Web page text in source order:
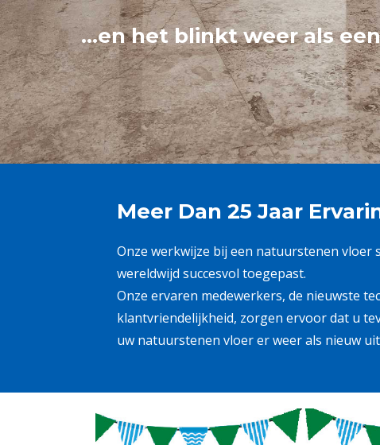
…en het blinkt weer als
Meer Dan 25 Jaar
Onze werkwijze bij een natuurstenen vloer
wereldwijd succesvol toegepast.
Onze ervaren medewerkers, de nieuwste
klantvriendelijkheid, zorgen ervoor dat u
uw natuurstenen vloer er weer als nieuw